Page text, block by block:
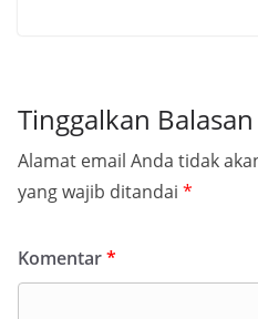
Tinggalkan Balasan
Alamat email Anda tidak
yang wajib ditandai *
Komentar*